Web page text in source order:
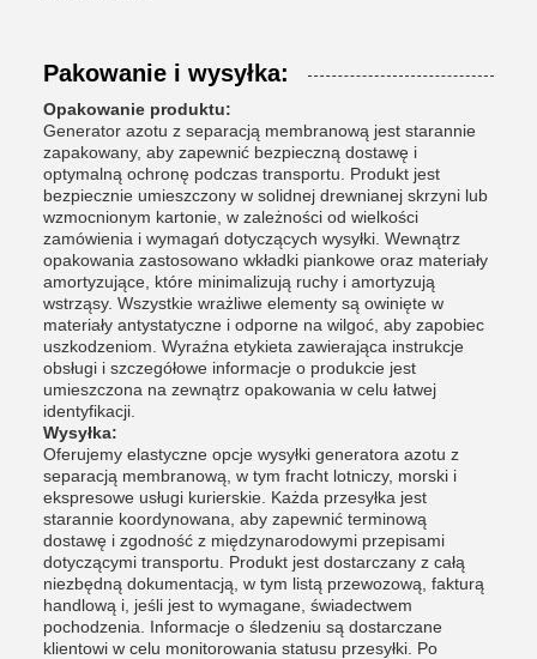
Pakowanie i wysyłka:
Opakowanie produktu:
Generator azotu z separacją membranową jest starannie
zapakowany, aby zapewnić bezpieczną dostawę i
optymalną ochronę podczas transportu. Produkt jest
bezpiecznie umieszczony w solidnej drewnianej skrzyni lub
wzmocnionym kartonie, w zależności od wielkości
zamówienia i wymagań dotyczących wysyłki. Wewnątrz
opakowania zastosowano wkładki piankowe oraz materiały
amortyzujące, które minimalizują ruchy i amortyzują
wstrząsy. Wszystkie wrażliwe elementy są owinięte w
materiały antystatyczne i odporne na wilgoć, aby zapobiec
uszkodzeniom. Wyraźna etykieta zawierająca instrukcje
obsługi i szczegółowe informacje o produkcie jest
umieszczona na zewnątrz opakowania w celu łatwej
identyfikacji.
Wysyłka:
Oferujemy elastyczne opcje wysyłki generatora azotu z
separacją membranową, w tym fracht lotniczy, morski i
ekspresowe usługi kurierskie. Każda przesyłka jest
starannie koordynowana, aby zapewnić terminową
dostawę i zgodność z międzynarodowymi przepisami
dotyczącymi transportu. Produkt jest dostarczany z całą
niezbędną dokumentacją, w tym listą przewozową, fakturą
handlową i, jeśli jest to wymagane, świadectwem
pochodzenia. Informacje o śledzeniu są dostarczane
klientowi w celu monitorowania statusu przesyłki. Po